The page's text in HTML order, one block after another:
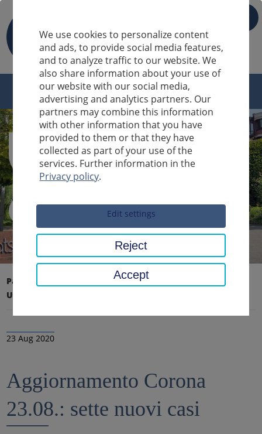
Sucheingabe
Pagina iniziale
Ufficio distrettuale, distretto
Ultime notizie
23 Aug 2020
Aggiornamento Corona
23.08.: sette nuovi casi
We use cookies to personalize content
and ads, to provide social media features,
and to analyze traffic to our website. We
also share information about your use of
our website with our social media,
advertising and analytics partners. Our
partners may combine this information
with other information that you have
provided to them or that they have
collected as part of your use of the
services. Further information in the
Privacy policy.
Edit settings
Reject
Accept